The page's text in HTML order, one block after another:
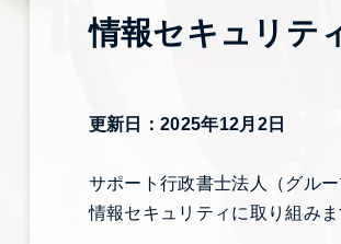
情報セキュリテ
更新日：2025年12月2日
サポート行政書士法人（グル
情報セキュリティに取り組みま